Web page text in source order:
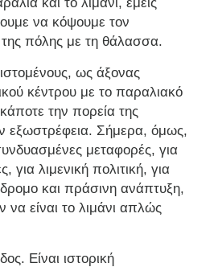
να κόψουμε τον
πόλης με τη θάλασσα.
ως άξονας
κέντρου με το παραλιακό
την πορεία της
εξωστρέφεια. Σήμερα, όμως,
μεταφορές, για
για λιμενική πολιτική, για
και πράσινη ανάπτυξη,
είναι το λιμάνι απλώς
Είναι ιστορική